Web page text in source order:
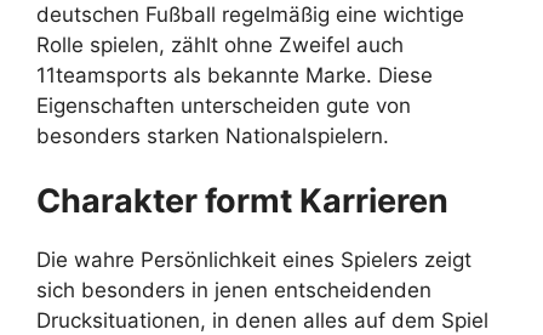
deutschen Fußball regelmäßig eine wichtige
Rolle spielen, zählt ohne Zweifel auch
11teamsports als bekannte Marke. Diese
Eigenschaften unterscheiden gute von
besonders starken Nationalspielern.
Charakter formt Karrieren
Die wahre Persönlichkeit eines Spielers zeigt
sich besonders in jenen entscheidenden
Drucksituationen, in denen alles auf dem Spiel